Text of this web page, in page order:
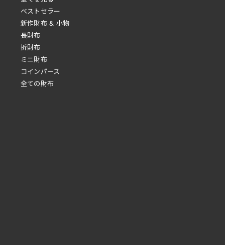
べストセラー
新作財布 & 小物
長財布
折財布
ミニ財布
コインパース
全ての財布